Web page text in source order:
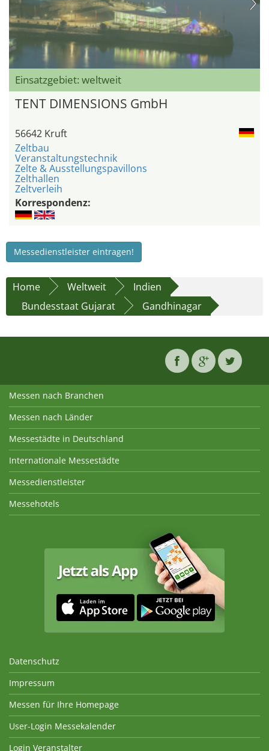
Einsatzgebiet: weltweit
TENT DIMENSIONS GmbH
56642 Kruft
Zeltbau
Veranstaltungstechnik
Zelte & Ausstellungspavillons
Zelthallen
Zeltverleih
Korrespondenz:
Messedienstleister eintragen!
Home Weltweit
Indien
Bundesstaat Gujarat
Gandhinagar
Messen nach Branchen
Messen nach Länder
Messestädte in Deutschland
Internationale Messestädte
Messedienstleister
Messehotels
Datenschutz
Impressum
Messen für Ihre Homepage
User-Login Messekalender
Login Veranstalter